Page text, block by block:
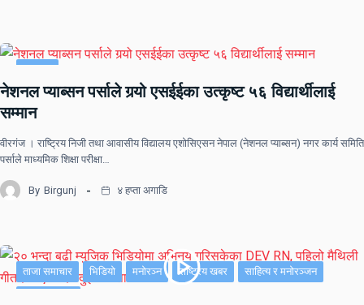
नेशनल प्याब्सन पर्साले गर्‍यो एसईईका उत्कृष्ट ५६ विद्यार्थीलाई
सम्मान
वीरगंज । राष्ट्रिय निजी तथा आवासीय विद्यालय एशोसिएसन नेपाल (नेशनल प्याब्सन) नगर कार्य समिति
पर्साले माध्यमिक शिक्षा परीक्षा…
By Birgunj ४ हप्ता अगाडि
ताजा समाचार भिडियो मनोरञ्न राष्ट्रिय खबर साहित्य र मनोरञ्जन